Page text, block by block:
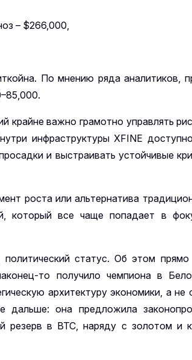
– $266,000,
По мнению ряда аналитиков,
крайне важно грамотно управлять
инфраструктуры XFINE
и выстраивать устойчивые
роста или альтернатива
который все чаще попадает в
статус. Об этом прямо
то получило чемпиона в
архитектуру экономики, а не
она предложила
резерв в BTC, наряду с золотом и